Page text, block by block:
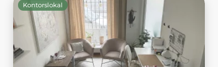
Kontorslokal